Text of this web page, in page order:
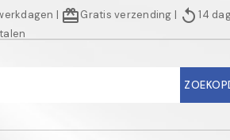
| redeemGratis verzending | replay14